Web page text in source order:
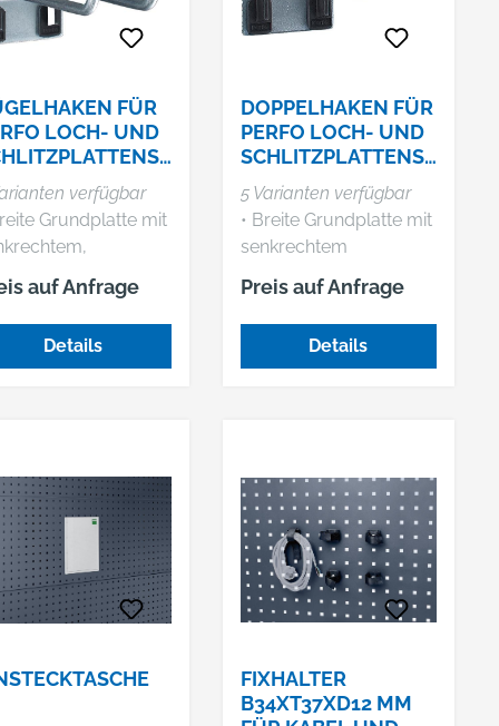
FÜR
LOCH- UND
verfügbar
Grundplatte mit
hohem
(50 mm)
auf Anfrage
Details
DOPPELHAKEN FÜR
PERFO LOCH- UND
SCHLITZPLATTENSY
STEME
5 Varianten verfügbar
• Breite Grundplatte mit
senkrechtem
Hakenende, Abstand 32
mm
Preis auf Anfrage
Details
FIXHALTER
B34XT37XD12 MM